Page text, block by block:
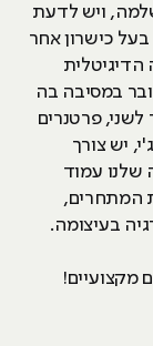
ויש לדעת
כישרון אחר
הדיגיטלית
במסיבה בה
פרטנרים
יש צורך
שלנו עמוד
המתחרים,
בעיצומה.
מקצועיים!